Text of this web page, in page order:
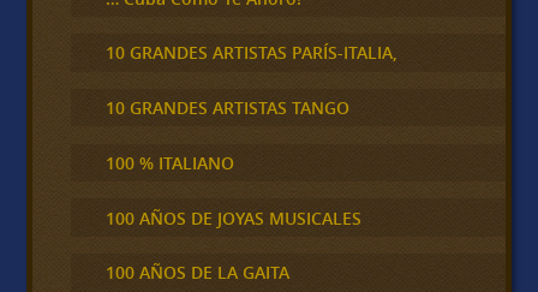
10 GRANDES ARTISTAS PARÍS-ITALIA,
10 GRANDES ARTISTAS TANGO
100 % ITALIANO
100 AÑOS DE JOYAS MUSICALES
100 AÑOS DE LA GAITA